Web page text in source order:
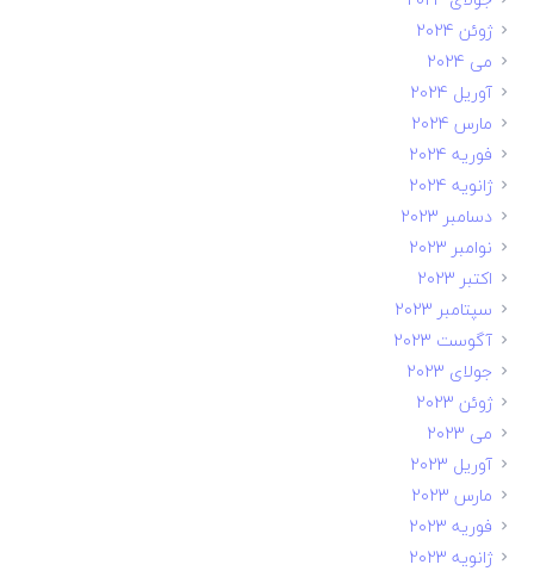
ژوئن 2024
می 2024
آوریل 2024
مارس 2024
فوریه 2024
ژانویه 2024
دسامبر 2023
نوامبر 2023
اکتبر 2023
سپتامبر 2023
آگوست 2023
جولای 2023
ژوئن 2023
می 2023
آوریل 2023
مارس 2023
فوریه 2023
ژانویه 2023